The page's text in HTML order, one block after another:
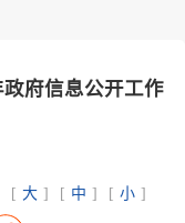
府信息公开工作
[ 大 ] [ 中 ] [ 小 ]